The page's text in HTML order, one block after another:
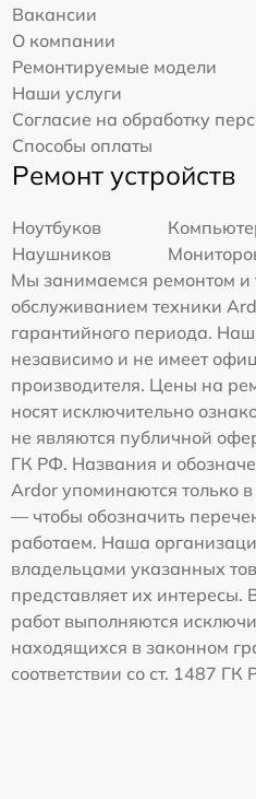
Вакансии
О компании
Ремонтируемые модели
Наши услуги
Согласие на обработку
Способы оплаты
Ремонт устройств
Ноутбуков
Наушников
Мы занимаемся ремонтом и
обслуживанием техники
гарантийного периода.
независимо и не имеет
производителя. Цены на
носят исключительно
не являются публичной
ГК РФ. Названия и
Ardor упоминаются только
— чтобы обозначить
работаем. Наша
владельцами указанных
представляет их
работ выполняются
находящихся в законном
соответствии со ст. 1487 ГК